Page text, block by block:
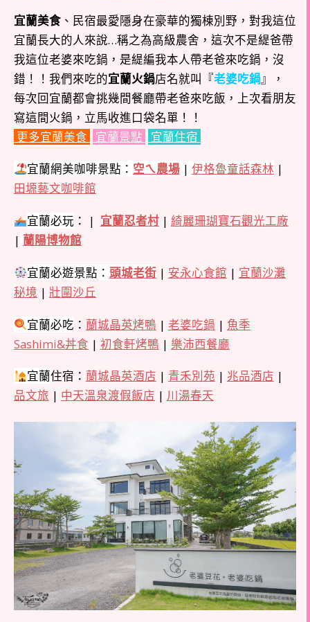
宜蘭美食 、民宿最愛隱身在豪華的獨棟別野，對我這位
宜蘭長大的人來說…稱之為高級農舍，這次不是緹爸帶
我這位老婆來吃鍋，是緹編我本人帶老爸來吃鍋，沒
錯！！我們來吃的宜蘭火鍋店名就叫『老婆吃鍋』，
每次回宜蘭都會挑幾間餐廳帶老爸來吃飯，上次看朋友
寫這間火鍋，立馬收進口袋名單！！
更多宜蘭美食
宜蘭景點 宜蘭住宿
宜蘭網美咖啡景點： 空ㄟ農場| 伊格魯童話森林 |
田塬藝文咖啡館
宜蘭必玩 ： | 宜蘭忍者村| 綺麗珊瑚寶石觀光工廠
| 蘭陽博物館
宜蘭必遊景點： 頭城老街| 安永心食館 | 宜蘭沙灘
秘境 | 壯圍沙丘
宜蘭必吃 ： 蘭城晶英烤鴨 | 老婆吃鍋 | 魚季
Sashimi&丼食 | 初食軒烤鴨 | 樂沛西餐廳
宜蘭住宿： 蘭城晶英酒店 | 青禾別苑 | 兆品酒店 |
品文旅 | 中天溫泉渡假飯店 | 川湯春天